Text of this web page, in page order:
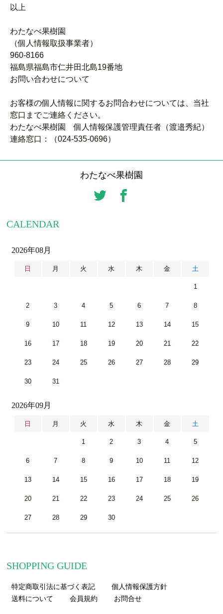
以上
わたなべ果樹園
（個人情報取扱事業者）
960-8166
福島県福島市仁井田北島19番地
お問い合わせについて
お客様の個人情報に関するお問合わせについては、当社
窓口までご連絡ください。
わたなべ果樹園 個人情報保護管理責任者（渡邉秀紀）
連絡窓口：（024-535-0696）
わたなべ果樹園
CALENDAR
2026年08月
日 月 火 水 木 金 土
1
2 3 4 5 6 7 8
9 10 11 12 13 14 15
16 17 18 19 20 21 22
23 24 25 26 27 28 29
30 31
2026年09月
日 月 火 水 木 金 土
1 2 3 4 5
6 7 8 9 10 11 12
13 14 15 16 17 18 19
20 21 22 23 24 25 26
27 28 29 30
SHOPPING GUIDE
特定商取引法に基づく表記
個人情報保護方針
送料について
会員規約 お問合せ